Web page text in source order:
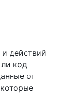
действий
ли код
от